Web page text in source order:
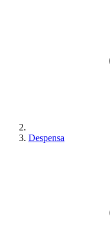
Despensa